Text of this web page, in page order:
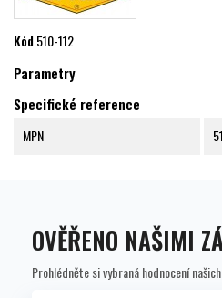
Kód510-112
Parametry
Specifické reference
MPN
OVĚŘENO NAŠIMI
Prohlédněte si vybraná hodnocení